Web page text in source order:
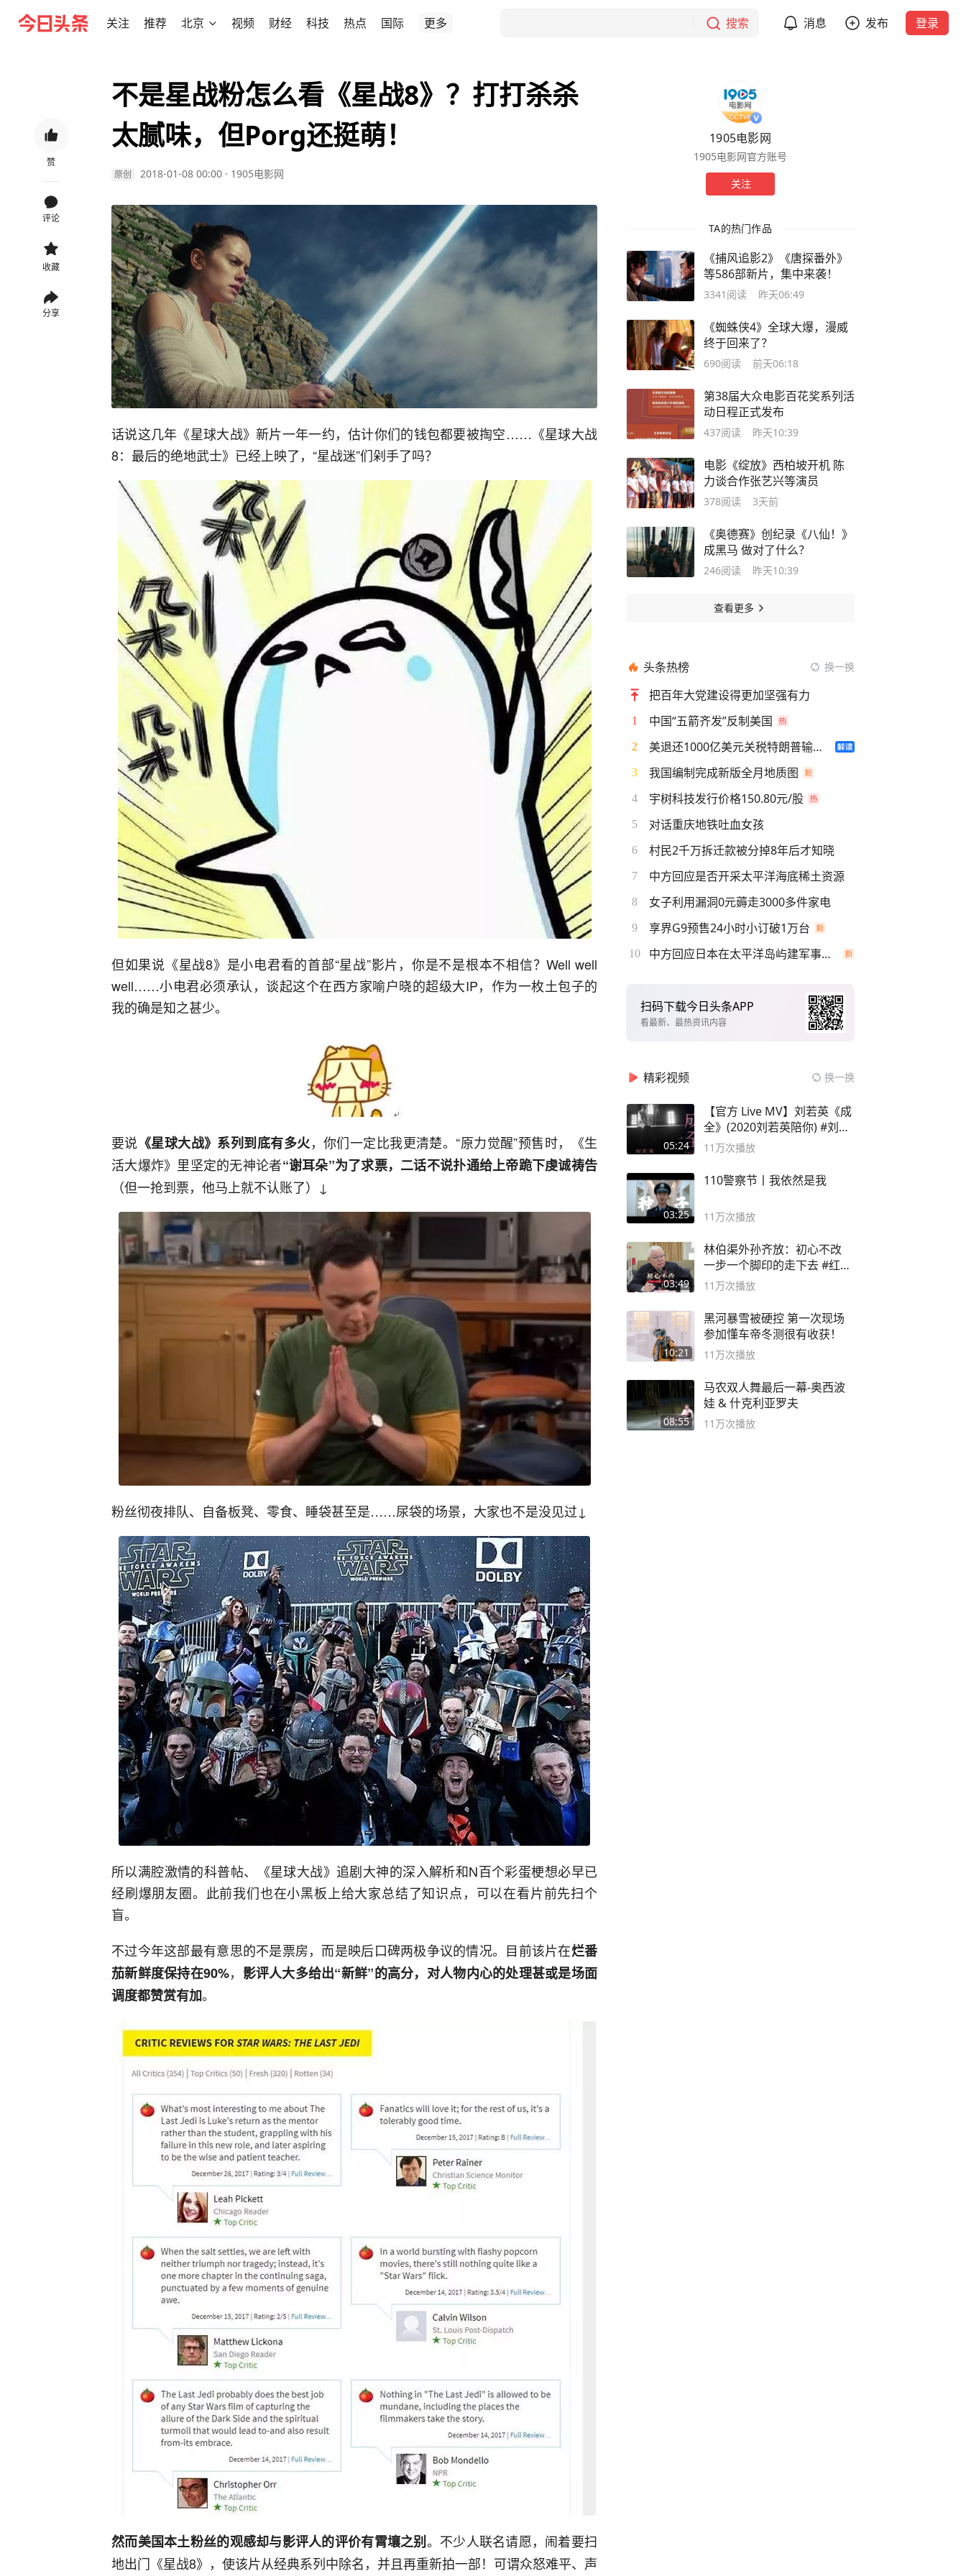
关注 推荐 北京 视频 财经 科技 热点 国际 更多 搜索 消息 发布 登录
赞
评论
收藏
分享
不是星战粉怎么看《星战8》？打打杀杀
太腻味，但Porg还挺萌！
原创 2018-01-08 00:00 · 1905电影网
话说这几年《星球大战》新片一年一约，估计你们的钱包都要被掏空……《星球大战
8：最后的绝地武士》已经上映了，“星战迷”们剁手了吗？
但如果说《星战8》是小电君看的首部“星战”影片，你是不是根本不相信？Well well
well……小电君必须承认，谈起这个在西方家喻户晓的超级大IP，作为一枚土包子的
我的确是知之甚少。
要说 《星球大战》系列到底有多火，你们一定比我更清楚。“原力觉醒”预售时，《生
活大爆炸》里坚定的无神论者“谢耳朵”为了求票，二话不说扑通给上帝跪下虔诚祷告
（但一抢到票，他马上就不认账了）↓
粉丝彻夜排队、自备板凳、零食、睡袋甚至是……尿袋的场景，大家也不是没见过↓
所以满腔激情的科普帖、《星球大战》追剧大神的深入解析和N百个彩蛋梗想必早已
经刷爆朋友圈。此前我们也在小黑板上给大家总结了知识点，可以在看片前先扫个
盲。
不过今年这部最有意思的不是票房，而是映后口碑两极争议的情况。目前该片在烂番
茄新鲜度保持在90%， 影评人大多给出“新鲜”的高分，对人物内心的处理甚或是场面
调度都赞赏有加。
然而美国本土粉丝的观感却与影评人的评价有霄壤之别。不少人联名请愿，闹着要扫
地出门《星战8》，使该片从经典系列中除名，并且再重新拍一部！可谓众怒难平、声
1905电影网
1905电影网官方账号
关注
TA的热门作品
《捕风追影2》《唐探番外》
等586部新片，集中来袭！
3341 阅读 昨天06:49
《蜘蛛侠4》全球大爆，漫威
终于回来了？
690阅读 前天06:18
第38届大众电影百花奖系列活
动日程正式发布
437阅读 昨天10:39
电影《绽放》西柏坡开机 陈
力谈合作张艺兴等演员
378阅读 3天前
《奥德赛》创纪录《八仙！》
成黑马 做对了什么？
246阅读 昨天10:39
查看更多
头条热榜 换一换
把百年大党建设得更加坚强有力
1 中国“五箭齐发”反制美国
2 美退还1000亿美元关税特朗普输了吗
3 我国编制完成新版全月地质图
4 宇树科技发行价格150.80元/股
5 对话重庆地铁吐血女孩
6 村民2千万拆迁款被分掉8年后才知晓
7 中方回应是否开采太平洋海底稀土资源
8 女子利用漏洞0元薅走3000多件家电
9 享界G9预售24小时小订破1万台
10 中方回应日本在太平洋岛屿建军事设施
扫码下载今日头条APP
看最新、最热资讯内容
精彩视频 换一换
05:24
【官方 Live MV】刘若英《成
全》(2020刘若英陪你) #刘若
英 #成全
11万次播放
03:25
110警察节丨我依然是我
11万次播放
03:49
林伯渠外孙齐放：初心不改
一步一个脚印的走下去 #红船
论坛
11万次播放
10:21
黑河暴雪被硬控 第一次现场
参加懂车帝冬测很有收获！
11万次播放
08:55
马农双人舞最后一幕-奥西波
娃 & 什克利亚罗夫
11万次播放